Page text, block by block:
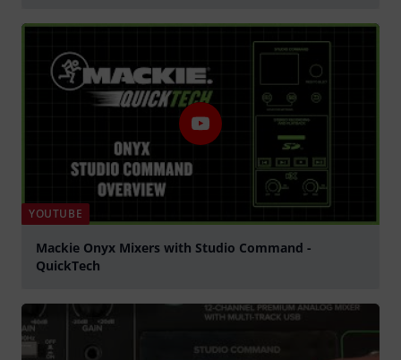
YOUTUBE
Mackie Onyx Mixers with Studio Command -
QuickTech